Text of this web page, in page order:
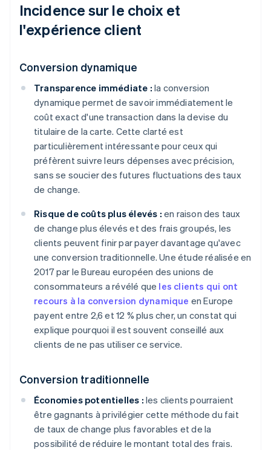
Incidence sur le choix et
l'expérience client
Conversion dynamique
Transparence immédiate : la conversion
dynamique permet de savoir immédiatement le
coût exact d'une transaction dans la devise du
titulaire de la carte. Cette clarté est
particulièrement intéressante pour ceux qui
préfèrent suivre leurs dépenses avec précision,
sans se soucier des futures fluctuations des taux
de change.
Risque de coûts plus élevés : en raison des taux
de change plus élevés et des frais groupés, les
clients peuvent finir par payer davantage qu'avec
une conversion traditionnelle. Une étude réalisée en
2017 par le Bureau européen des unions de
consommateurs a révélé que les clients qui ont
recours à la conversion dynamique en Europe
payent entre 2,6 et 12 % plus cher, un constat qui
explique pourquoi il est souvent conseillé aux
clients de ne pas utiliser ce service.
Conversion traditionnelle
Économies potentielles : les clients pourraient
être gagnants à privilégier cette méthode du fait
de taux de change plus favorables et de la
possibilité de réduire le montant total des frais.